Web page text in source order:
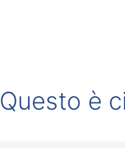
Questo è